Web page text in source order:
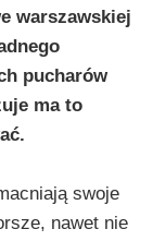
warszawskiej
pucharów
ma to
swoje
nawet nie